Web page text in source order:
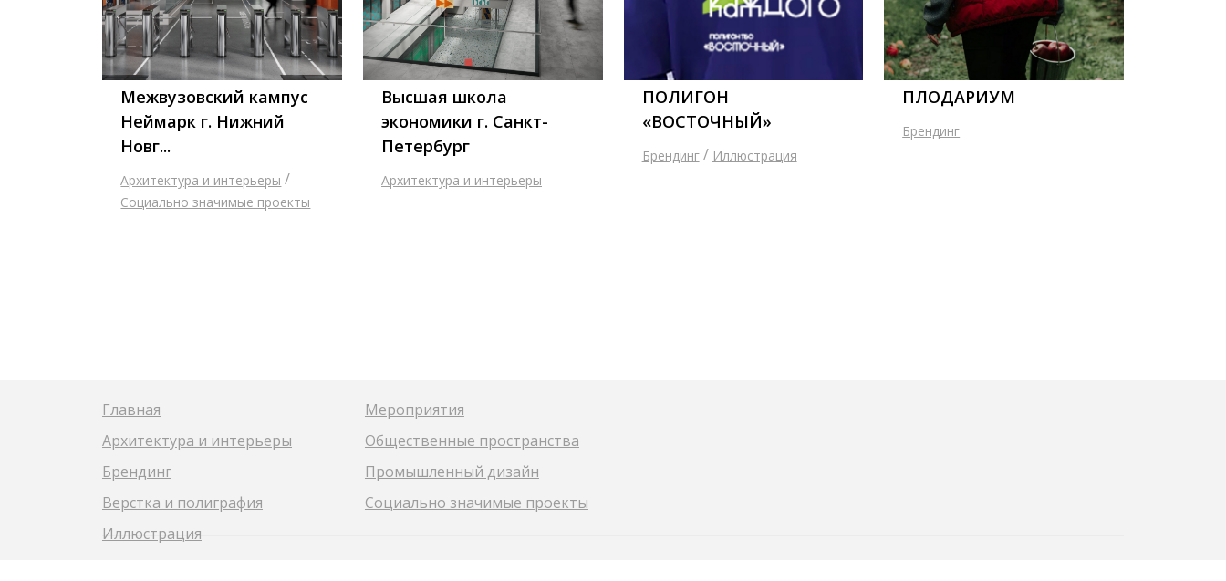
Межвузовский кампус
Неймарк г. Нижний
Новг...
Архитектура и интерьеры /
Социально значимые проекты
Высшая школа
экономики г. Санкт-
Петербург
Архитектура и интерьеры
ПОЛИГОН
«ВОСТОЧНЫЙ»
Брендинг/ Иллюстрация
ПЛОДАРИУМ
Брендинг
Главная
Архитектура и интерьеры
Брендинг
Верстка и полиграфия
Иллюстрация
Мероприятия
Общественные пространства
Промышленный дизайн
Социально значимые проекты